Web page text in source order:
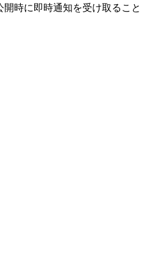
時に即時通知を受け取ること